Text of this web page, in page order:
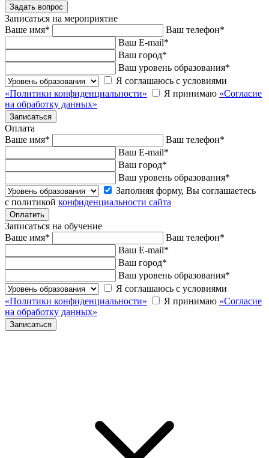
Записаться на мероприятие
Ваше имя* Ваш телефон*
Ваш E-mail*
Ваш город*
Ваш уровень образования*
Я соглашаюсь с условиями
«Политики конфиденциальности»
Я принимаю «Согласие
на обработку данных»
Оплата
Ваше имя* Ваш телефон*
Ваш E-mail*
Ваш город*
Ваш уровень образования*
Заполняя форму, Вы соглашаетесь
с политикой конфиденциальности сайта
Записаться на обучение
Ваше имя* Ваш телефон*
Ваш E-mail*
Ваш город*
Ваш уровень образования*
Я соглашаюсь с условиями
«Политики конфиденциальности»
Я принимаю «Согласие
на обработку данных»